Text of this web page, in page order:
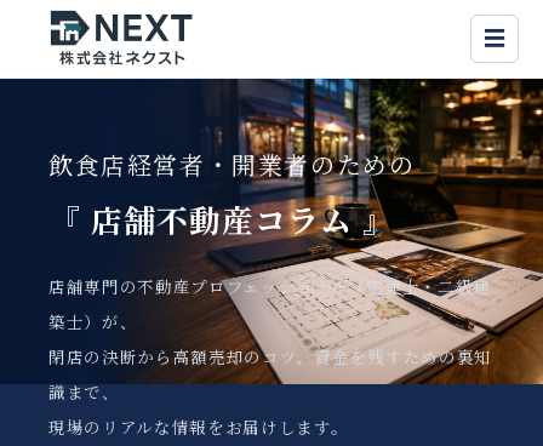
☰
飲食店経営者・開業者のための
『 店舗不動産コラム 』
店舗専門の不動産プロフェッショナル（宅建士・二級建
築士）が、
閉店の決断から高額売却のコツ、資金を残すための裏知
識まで、
現場のリアルな情報をお届けします。